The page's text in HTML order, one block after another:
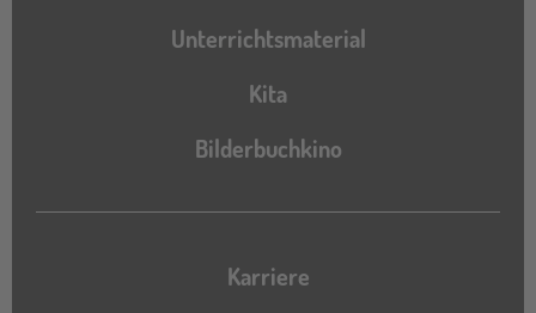
Unterrichtsmaterial
Kita
Bilderbuchkino
Karriere